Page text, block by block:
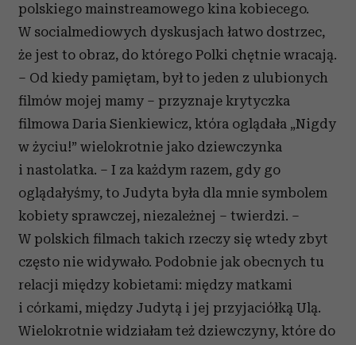
polskiego mainstreamowego kina kobiecego.
W socialmediowych dyskusjach łatwo dostrzec,
że jest to obraz, do którego Polki chętnie wracają.
– Od kiedy pamiętam, był to jeden z ulubionych
filmów mojej mamy – przyznaje krytyczka
filmowa Daria Sienkiewicz, która oglądała „Nigdy
w życiu!” wielokrotnie jako dziewczynka
i nastolatka. – I za każdym razem, gdy go
oglądałyśmy, to Judyta była dla mnie symbolem
kobiety sprawczej, niezależnej – twierdzi. –
W polskich filmach takich rzeczy się wtedy zbyt
często nie widywało. Podobnie jak obecnych tu
relacji między kobietami: między matkami
i córkami, między Judytą i jej przyjaciółką Ulą.
Wielokrotnie widziałam też dziewczyny, które do